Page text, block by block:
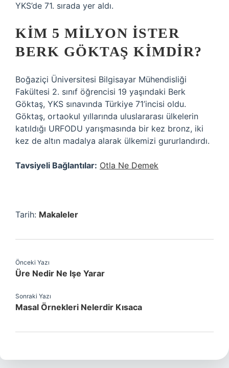
YKS’de 71. sırada yer aldı.
KIM 5 MILYON ISTER
BERK GÖKTAŞ KIMDIR?
Boğaziçi Üniversitesi Bilgisayar Mühendisliği
Fakültesi 2. sınıf öğrencisi 19 yaşındaki Berk
Göktaş, YKS sınavında Türkiye 71’incisi oldu.
Göktaş, ortaokul yıllarında uluslararası ülkelerin
katıldığı URFODU yarışmasında bir kez bronz, iki
kez de altın madalya alarak ülkemizi gururlandırdı.
Tavsiyeli Bağlantılar: Otla Ne Demek
Tarih: Makaleler
Önceki Yazı
Üre Nedir Ne Işe Yarar
Sonraki Yazı
Masal Örnekleri Nelerdir Kısaca